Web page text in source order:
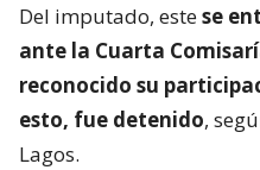
Del imputado, estese
ante la Cuarta
reconocido su
esto, fue detenido,
Lagos.